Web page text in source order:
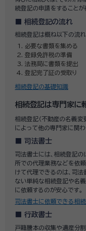
続登記の申請をすることが
相続登記の流れ
相続登記は概ね以下の流れ
必要な書類を集める
登録免許税の準備
法務局に書類を提出
登記完了証の受取り
相続登記の基礎知識
相続登記は専門家に
相続登記（不動産の名義変
によって他の専門家に関わ
司法書士
司法書士には、相続登記の
所での代理業務などを依
けて代理できるのは、司法
ない単純な相続登記や名
に依頼するのが安心です。
司法書士に依頼できる相
行政書士
戸籍謄本の収集や遺産分